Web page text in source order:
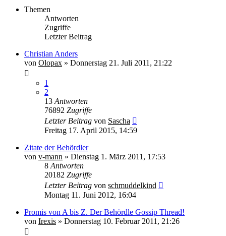
Themen
Antworten
Zugriffe
Letzter Beitrag
Christian Anders
von Olopax » Donnerstag 21. Juli 2011, 21:22
1
2
13 Antworten
76892 Zugriffe
Letzter Beitrag von Sascha
Freitag 17. April 2015, 14:59
Zitate der Behördler
von v-mann » Dienstag 1. März 2011, 17:53
8 Antworten
20182 Zugriffe
Letzter Beitrag von schmuddelkind
Montag 11. Juni 2012, 16:04
Promis von A bis Z. Der Behördle Gossip Thread!
von Irexis » Donnerstag 10. Februar 2011, 21:26